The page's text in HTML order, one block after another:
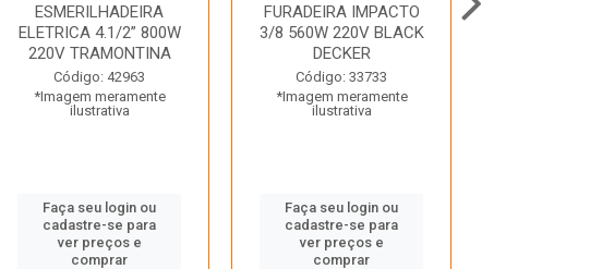
ESMERILHADEIRA
ELETRICA 4.1/2” 800W
220V TRAMONTINA
Código: 42963
*Imagem meramente
ilustrativa
Faça seu login ou
cadastre-se para
ver preços e
comprar
FURADEIRA IMPACTO
3/8 560W 220V BLACK
DECKER
Código: 33733
*Imagem meramente
ilustrativa
Faça seu login ou
cadastre-se para
ver preços e
comprar